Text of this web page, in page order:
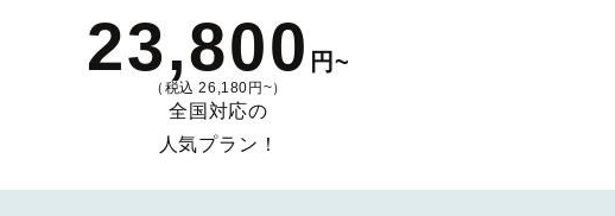
23,800 円~
（税込 26,180円~）
全国対応の
人気プラン！